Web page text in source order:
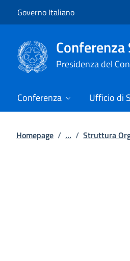
Governo Italiano
Presidenza del
Conferenza Ufficio di
Homepage / ... / Struttura